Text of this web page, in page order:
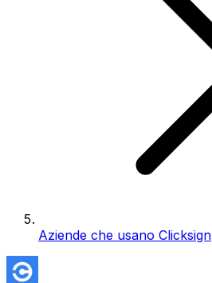
Aziende che usano Clicksign